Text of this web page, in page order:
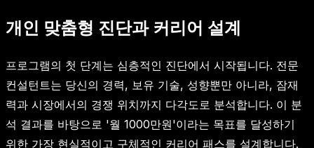
개인 맞춤형 진단과 커리어 설계
프로그램의 첫 단계는 심층적인 진단에서 시작됩니다. 전문
컨설턴트는 당신의 경력, 보유 기술, 성향뿐만 아니라, 잠재
력과 시장에서의 경쟁 위치까지 다각도로 분석합니다. 이 분
석 결과를 바탕으로 '월 1000만원'이라는 목표를 달성하기
위한 가장 현실적이고 구체적인 커리어 패스를 설계합니다.